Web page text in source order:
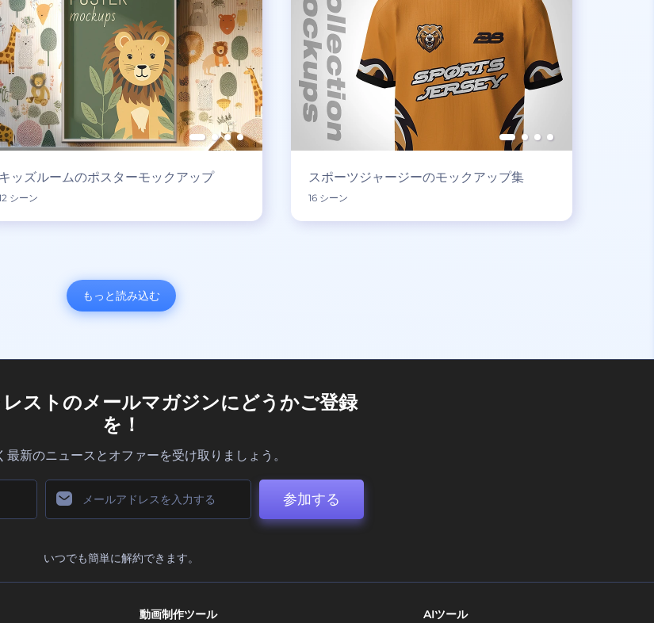
キッズルームのポスターモックアップ
シーン
スポーツジャージーのモックアップ集
16 シーン
もっと読み込む
ストのメールマガジンにどうかご登録
を！
最新のニュースとオファーを受け取りましょう。
参加する
いつでも簡単に解約できます。
動画制作ツール AIツール